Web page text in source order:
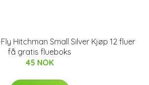
Hitchman Small Silver Kjøp 12 fluer
få gratis flueboks
45 NOK